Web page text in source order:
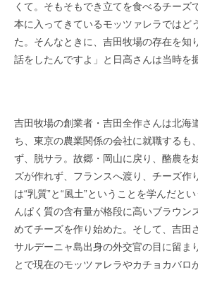
くて。そもそもでき立てを食べるチーズ
本に入ってきているモッツァレラではど
た。そんなときに、吉田牧場の存在を知
話をしたんですよ」と日高さんは当時を
吉田牧場の創業者・吉田全作さんは北海
ち、東京の農業関係の会社に就職するも
ず、脱サラ。故郷・岡山に戻り、酪農を
ズが作れず、フランスへ渡り、チーズ作
は“乳質”と“ 風土”ということを学んだと
んぱく質の含有量が格段に高いブラウン
めてチーズを作り始めた。そして、吉田
サルデーニャ島出身の外交官の目に留ま
とで現在のモッツァレラやカチョカバロ